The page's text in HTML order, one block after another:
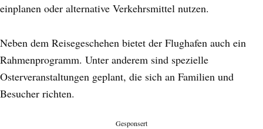
einplanen oder alternative Verkehrsmittel nutzen.
Neben dem Reisegeschehen bietet der Flughafen auch ein
Rahmenprogramm. Unter anderem sind spezielle
Osterveranstaltungen geplant, die sich an Familien und
Besucher richten.
Gesponsert